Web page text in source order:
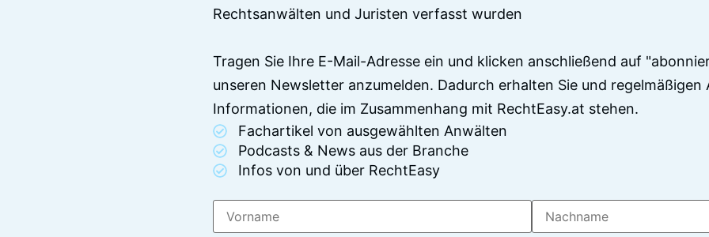
Rechtsanwälten und Juristen verfasst wurden
Tragen Sie Ihre E-Mail-Adresse ein und klicken anschließend auf
unseren Newsletter anzumelden. Dadurch erhalten Sie und regelmäßigen
Informationen, die im Zusammenhang mit RechtEasy.at stehen.
Fachartikel von ausgewählten Anwälten
Podcasts & News aus der Branche
Infos von und über RechtEasy